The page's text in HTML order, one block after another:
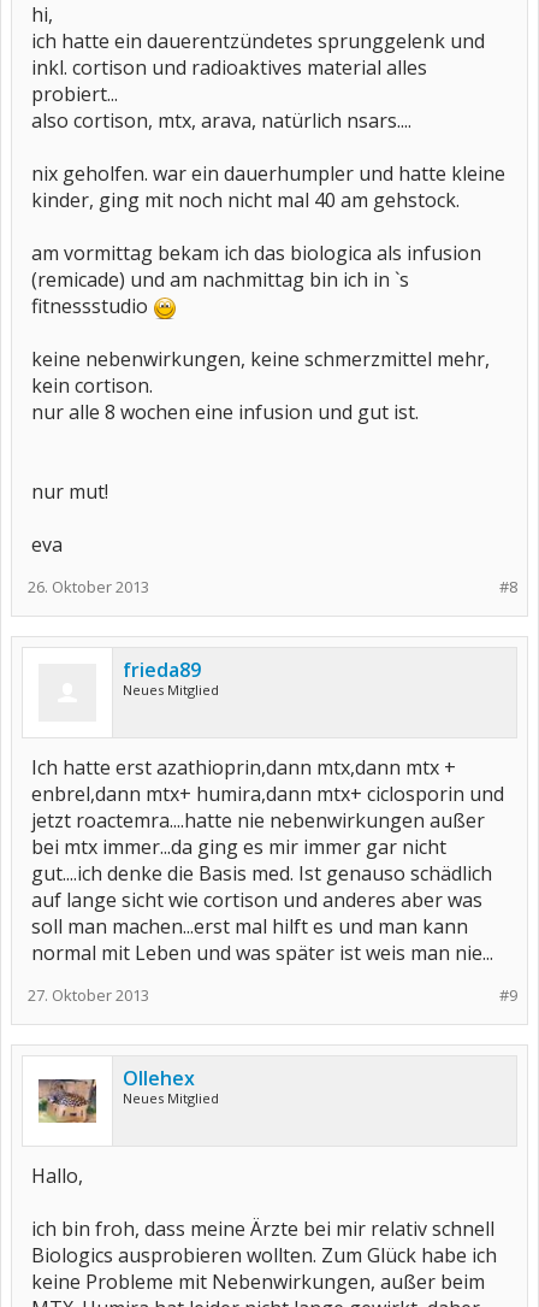
hi,
ich hatte ein dauerentzündetes sprunggelenk und
inkl. cortison und radioaktives material alles
probiert...
also cortison, mtx, arava, natürlich nsars....
nix geholfen. war ein dauerhumpler und hatte kleine
kinder, ging mit noch nicht mal 40 am gehstock.
am vormittag bekam ich das biologica als infusion
(remicade) und am nachmittag bin ich in `s
fitnessstudio
keine nebenwirkungen, keine schmerzmittel mehr,
kein cortison.
nur alle 8 wochen eine infusion und gut ist.
nur mut!
eva
#8
26. Oktober 2013
frieda89
Neues Mitglied
Ich hatte erst azathioprin,dann mtx,dann mtx +
enbrel,dann mtx+ humira,dann mtx+ ciclosporin und
jetzt roactemra....hatte nie nebenwirkungen außer
bei mtx immer...da ging es mir immer gar nicht
gut....ich denke die Basis med. Ist genauso schädlich
auf lange sicht wie cortison und anderes aber was
soll man machen...erst mal hilft es und man kann
normal mit Leben und was später ist weis man nie...
#9
27. Oktober 2013
Ollehex
Neues Mitglied
Hallo,
ich bin froh, dass meine Ärzte bei mir relativ schnell
Biologics ausprobieren wollten. Zum Glück habe ich
keine Probleme mit Nebenwirkungen, außer beim